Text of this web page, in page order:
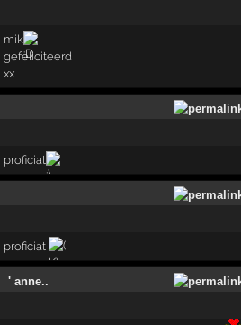
mik
gefeliciteerd
xx
proficiat
proficiat
' anne..